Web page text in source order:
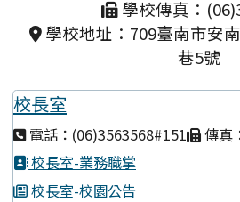
學校傳真：
學校地址：709臺南市安
巷5號
校長室
電話：(06)3563568#151
傳真
校長室-業務職掌
校長室-校園公告